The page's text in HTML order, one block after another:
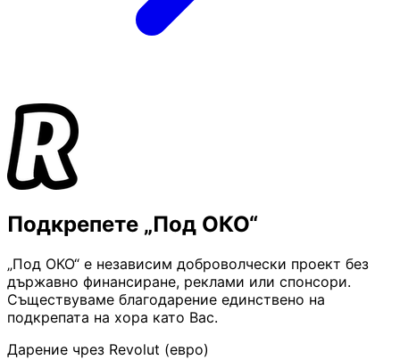
Подкрепете „Под ОКО“
„Под ОКО“ е независим доброволчески проект без
държавно финансиране, реклами или спонсори.
Съществуваме благодарение единствено на
подкрепата на хора като Вас.
Дарение чрез Revolut (евро)